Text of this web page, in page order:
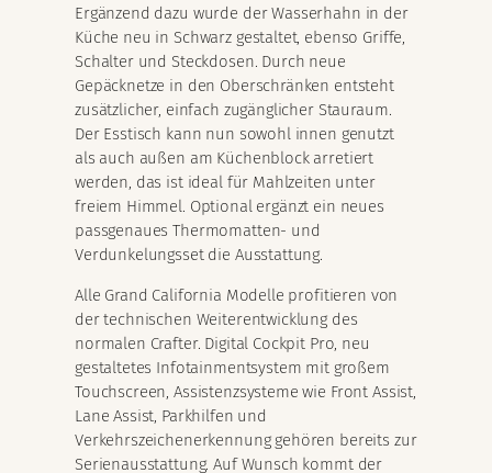
Ergänzend dazu wurde der Wasserhahn in der
Küche neu in Schwarz gestaltet, ebenso Griffe,
Schalter und Steckdosen. Durch neue
Gepäcknetze in den Oberschränken entsteht
zusätzlicher, einfach zugänglicher Stauraum.
Der Esstisch kann nun sowohl innen genutzt
als auch außen am Küchenblock arretiert
werden, das ist ideal für Mahlzeiten unter
freiem Himmel. Optional ergänzt ein neues
passgenaues Thermomatten- und
Verdunkelungsset die Ausstattung.
Alle Grand California Modelle profitieren von
der technischen Weiterentwicklung des
normalen Crafter. Digital Cockpit Pro, neu
gestaltetes Infotainmentsystem mit großem
Touchscreen, Assistenzsysteme wie Front Assist,
Lane Assist, Parkhilfen und
Verkehrszeichenerkennung gehören bereits zur
Serienausstattung. Auf Wunsch kommt der